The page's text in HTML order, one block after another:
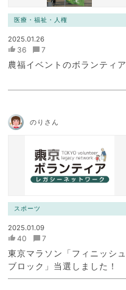
医療・福祉・人権
2025.01.26
36 7
農福イベントのボランティア
のりさん
スポーツ
2025.01.09
40 7
東京マラソン「フィニッシュ
ブロック」当選しました！